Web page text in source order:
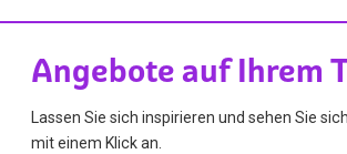
Angebote auf Ihrem
Lassen Sie sich inspirieren und sehen Sie
mit einem Klick an.